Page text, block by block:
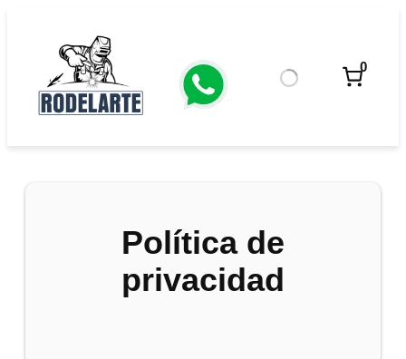
contenido
0
Política de
privacidad